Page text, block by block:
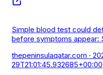
Simple blood test could
before symptoms appear:
thepeninsulaqatar.com ·
29T21:01:45.932685+00:00